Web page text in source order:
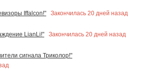
Iffalcon!"
Закончилась 20 дней назад
LianLi!"
Закончилась 20 дней назад
сигнала Триколор!"